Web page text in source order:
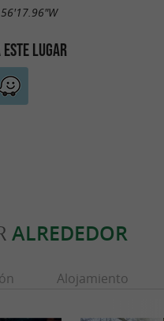
LUGAR
ALREDEDOR
Alojamiento